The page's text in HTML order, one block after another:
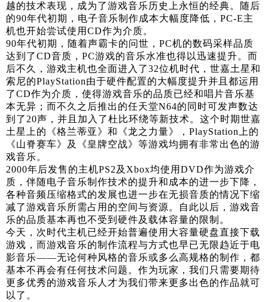
越的技术表现，成为了游戏音乐历史上永恒的经典。随后
的90年代初期，电子音乐制作成本大幅度降低，PC-E主
机也开始尝试使用CD作为介质。
90年代初期，随着声霸卡的问世，PC机的数码采样品质
达到了CD音质，PC游戏的音乐水准也得以迅速提升。而
后不久，游戏主机也全面进入了32位机时代，世嘉土星和
索尼的PlayStation由于硬件配置的大幅度提升并且都运用
了CD作为介质，使得游戏音乐的品质已经和唱片音乐基
本无异；而不久之后推出的任天堂N64的同时可发声数达
到了20声，并且加入了杜比环绕等新技术。这个时期世嘉
土星上的《格兰蒂亚》和《龙之力量》，PlayStation上的
《山脊赛车》及《皇牌空战》等游戏均拥有非常出色的游
戏音乐。
2000年后发售的主机PS2及Xbox均使用DVD作为游戏介
质，伴随电子音乐制作技术的提升和成本的进一步下降，
各种音频压缩格式的发展也进一步在无损音质的情况下缩
减了游戏音乐所需占用的空间与资源。自此以后，游戏音
乐的品质基本再也不受到硬件及载体容量的限制。
今天，次时代主机已经开始普遍使用大容量硬盘直接下载
游戏，而游戏音乐的制作流程与方式也早已无限趋近于电
影音乐——无论何种风格的音乐或多么高规格的制作，都
基本不再会有任何技术问题。作为玩家，我们只需要期待
更多优秀的游戏音乐人才为我们带来更多出色的作品就可
以了。